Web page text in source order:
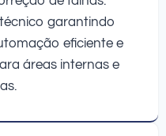
garantindo
eficiente e
áreas internas e